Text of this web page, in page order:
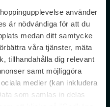
använder
är nödvändiga för att du
medan ditt samtycke
våra tjänster, mäta
tillhandahålla dig relevant
samt möjliggöra
medier (kan inkludera
som samlas in delas
vår Integritetspolicy. Avprenumerera